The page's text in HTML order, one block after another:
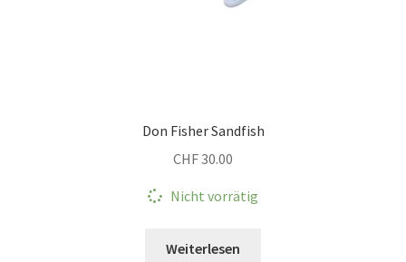
Don Fisher Sandfish
CHF30.00
Nicht vorrätig
Weiterlesen